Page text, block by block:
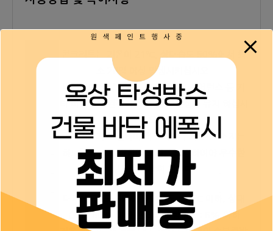
콘크리트는 기온이 21℃, 상대습도 50%에서 최
소 28일 이상 양생시키십시오.
바탕면의 유분, 수분, 모래, 먼지, 레이턴스 등 기
타 이물질을 완전히 제거후, 평탄성을 유지 하십시
오.
콘크리트가 부실하여 하도의 흡수가 심한 소지는
하도를 추가 도장하여 소지를 보강하여야 우수한
부착력이 발휘 됩니다.
대기온도 : 5~35℃, 표면온도 : 40℃ 이하, 상대
습도 : 80% 이하 콘크리트 함수율 : 6% 이하